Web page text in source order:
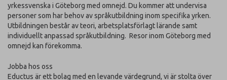
yrkessvenska i Göteborg med omnejd. Du kommer att undervisa
personer som har behov av språkutbildning inom specifika yrken.
Utbildningen består av teori, arbetsplatsförlagt lärande samt
individuellt anpassad språkutbildning. Resor inom Göteborg med
omnejd kan förekomma.
Jobba hos oss
Eductus är ett bolag med en levande värdegrund, vi är stolta över